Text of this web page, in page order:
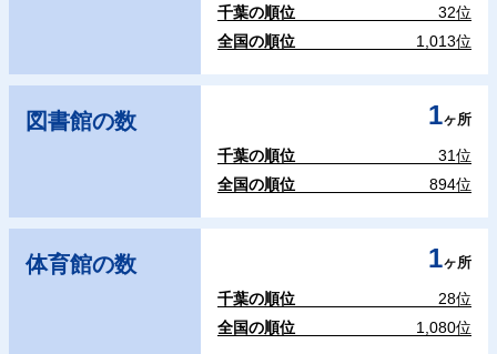
千葉の順位
32位
全国の順位
1,013位
図書館の数 1ヶ所
千葉の順位
31位
全国の順位
894位
体育館の数 1ヶ所
千葉の順位
28位
全国の順位
1,080位